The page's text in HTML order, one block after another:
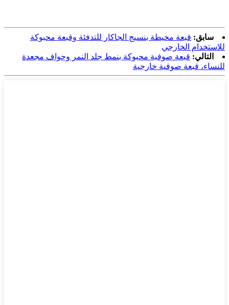
سابق: قبعة مخيطة بنسيج الجاكار للتدفئة وقبعة محبوكة
للاستخدام الخارجي
التالي: قبعة صوفية محبوكة بنمط جلد النمر وحواف مجعدة
للنساء، قبعة صوفية خارجية